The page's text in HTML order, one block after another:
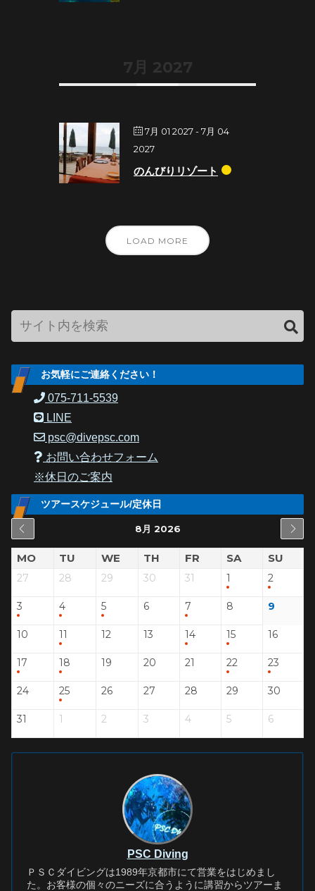
7月 2027
7月 01 2027- 7月 04
2027
のんびりリゾート
LOAD MORE
お気軽にご連絡ください！
075-711-5539
LINE
psc@divepsc.com
お問い合わせフォーム
※休日のご案内
ツアースケジュール/定休日
8月 2026
MO TU WE TH FR SA SU
27 28 29 30 31 1 2
3 4 5 6 7 8 9
10 11 12 13 14 15 16
17 18 19 20 21 22 23
24 25 26 27 28 29 30
31 1 2 3 4 5 6
PSC Diving
ＰＳＣダイビングは1989年京都市にて営業をはじめまし
た。お客様の個々のニーズに合うように講習からツアーま